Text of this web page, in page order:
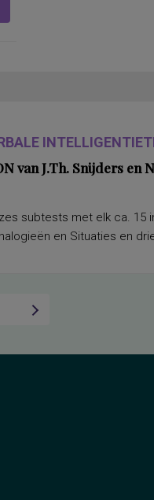
van J.Th. Snijders en
subtests met elk ca. 15
en Situaties en